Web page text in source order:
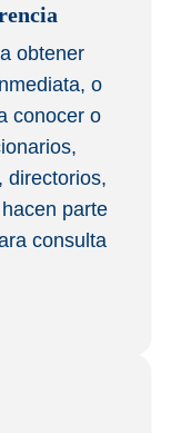
obtener
o
conocer o
directorios,
parte
consulta